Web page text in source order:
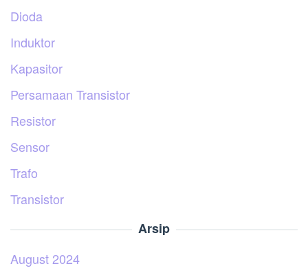
Dioda
Induktor
Kapasitor
Persamaan Transistor
Resistor
Sensor
Trafo
Transistor
Arsip
August 2024